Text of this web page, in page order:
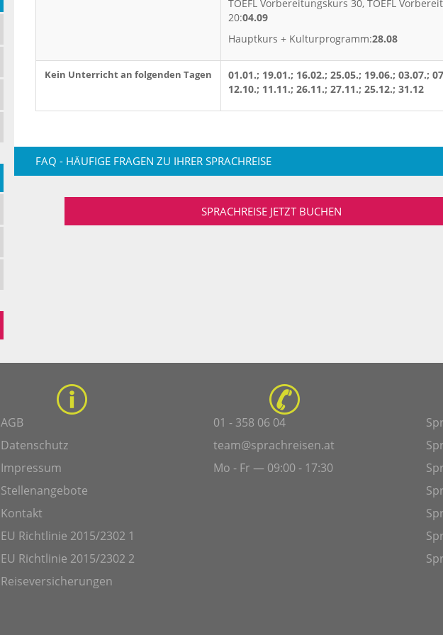
TOEFL Vorbereitungskurs 30, TOEFL
20:04.09
Hauptkurs + Kulturprogramm:28.08
Kein Unterricht an folgenden Tagen
01.01.; 19.01.; 16.02.; 25.05.; 19.06.; 03.07.;
12.10.; 11.11.; 26.11.; 27.11.; 25.12.; 31.12
FAQ - HÄUFIGE FRAGEN ZU IHRER SPRACHREISE
SPRACHREISE JETZT BUCHEN
AGB
Datenschutz
Impressum
Stellenangebote
Kontakt
EU Richtlinie 2015/2302 1
EU Richtlinie 2015/2302 2
Reiseversicherungen
01 - 358 06 04
team@sprachreisen.at
Mo - Fr — 09:00 - 17:30